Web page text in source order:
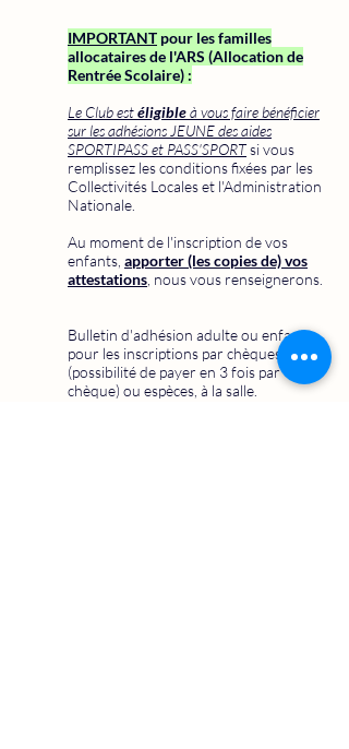
IMPORTANT pour les familles
allocataires de l'ARS (Allocation de
Rentrée Scolaire) :
Le Club estéligibleà vous faire bénéficier
sur les adhésions JEUNE des aides
SPORTIPASS et PASS'SPORTsi vous
remplissez les conditions fixées par les
Collectivités Locales et l'Administration
Nationale.
Au moment de l'inscription de vos
enfants, apporter (les copies de) vos
attestations , nous vous renseignerons.
Bulletin d'adhésion adulte ou enfant
pour les inscriptions par chèques
(possibilité de payer en 3 fois par
chèque) ou espèces, à la salle.